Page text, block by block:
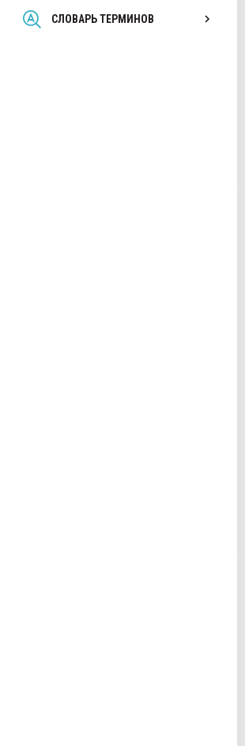
СЛОВАРЬ ТЕРМИНОВ